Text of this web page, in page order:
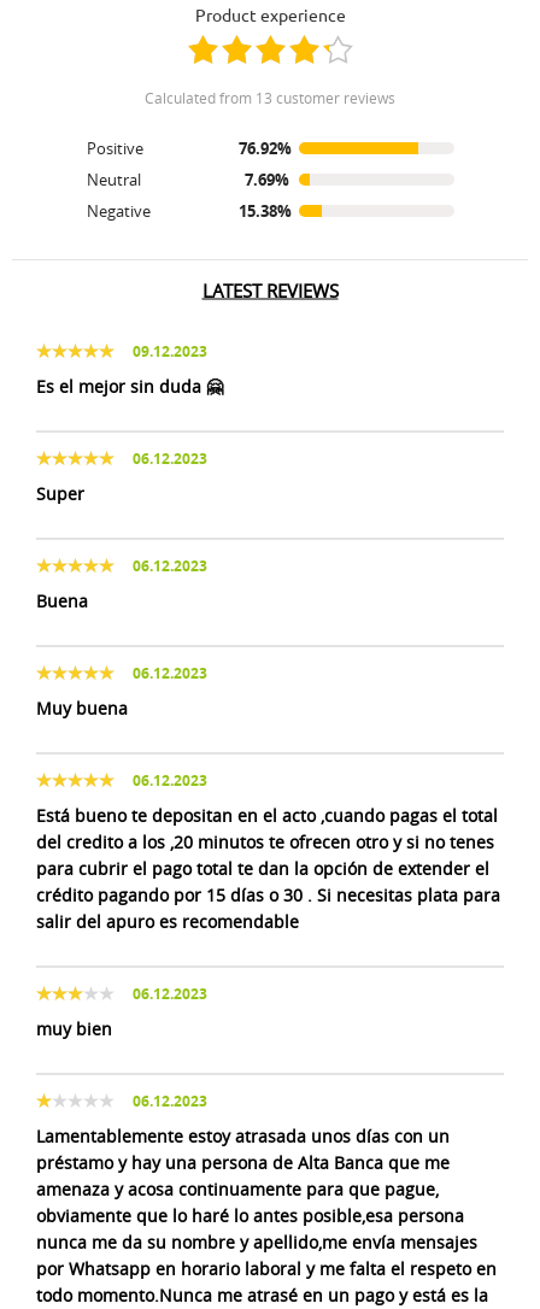
product experience
calculated from 13 customer reviews
Positive
76.92%
Neutral
7.69%
Negative
15.38%
LATEST REVIEWS
09.12.2023
Es el mejor sin duda 🤗
06.12.2023
Super
06.12.2023
Buena
06.12.2023
Muy buena
06.12.2023
Está bueno te depositan en el acto ,cuando pagas el total
del credito a los ,20 minutos te ofrecen otro y si no tenes
para cubrir el pago total te dan la opción de extender el
crédito pagando por 15 días o 30 . Si necesitas plata para
salir del apuro es recomendable
06.12.2023
muy bien
06.12.2023
Lamentablemente estoy atrasada unos días con un
préstamo y hay una persona de Alta Banca que me
amenaza y acosa continuamente para que pague,
obviamente que lo haré lo antes posible,esa persona
nunca me da su nombre y apellido,me envía mensajes
por Whatsapp en horario laboral y me falta el respeto en
todo momento.Nunca me atrasé en un pago y está es la